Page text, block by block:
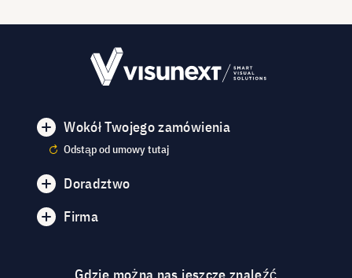
Wokół Twojego zamówienia
Odstąp od umowy tutaj
Doradztwo
Firma